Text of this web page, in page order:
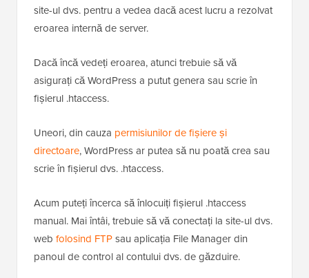
site-ul dvs. pentru a vedea dacă acest lucru a rezolvat
eroarea internă de server.
Dacă încă vedeți eroarea, atunci trebuie să vă
asigurați că WordPress a putut genera sau scrie în
fișierul .htaccess.
Uneori, din cauza permisiunilor de fișiere și
directoare, WordPress ar putea să nu poată crea sau
scrie în fișierul dvs. .htaccess.
Acum puteți încerca să înlocuiți fișierul .htaccess
manual. Mai întâi, trebuie să vă conectați la site-ul dvs.
web folosind FTPsau aplicația File Manager din
panoul de control al contului dvs. de găzduire.